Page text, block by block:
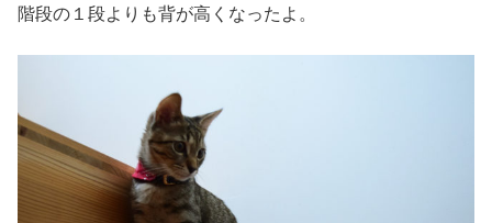
階段の１段よりも背が高くなったよ。